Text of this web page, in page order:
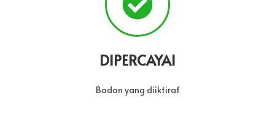
DIPERCAYAI
Badan yang diiktiraf